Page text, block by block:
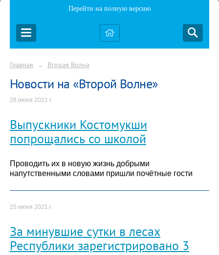
Перейти на полную версию
Главная → Вторая Волна
Новости на «Второй Волне»
28 июня 2021 г.
Выпускники Костомукши
попрощались со школой
Проводить их в новую жизнь добрыми
напутственными словами пришли почётные гости
25 июня 2021 г.
За минувшие сутки в лесах
Республики зарегистрировано 3